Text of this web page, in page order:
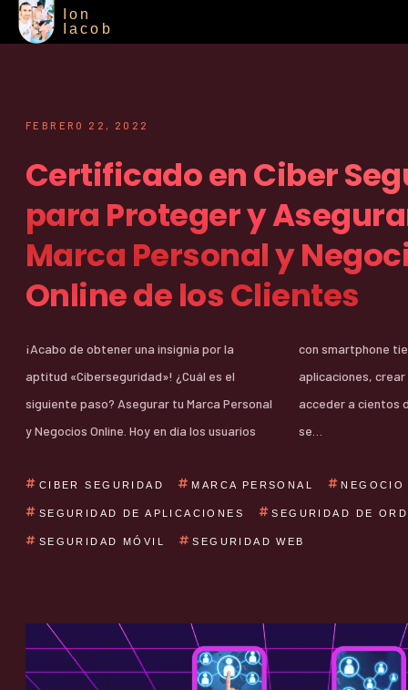
Ion
Iacob
FEBRERO 22, 2022
Certificado en Ciber
para Proteger y
Marca Personal y
Online de los Clientes
¡Acabo de obtener una insignia por la
aptitud «Ciberseguridad»! ¿Cuál es el
siguiente paso? Asegurar tu Marca Personal
y Negocios Online. Hoy en día los usuarios
con smartphone tienden a probar
aplicaciones, crear cuentas gratuitas y
acceder a cientos de sitios online, donde
se…
CIBER SEGURIDAD MARCA PERSONAL
SEGURIDAD DE APLICACIONES SEGURIDAD DE
SEGURIDAD MÓVIL SEGURIDAD WEB